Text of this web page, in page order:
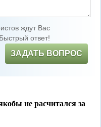
ждут Вас
Быстрый ответ!
ЗАДАТЬ ВОПРОС
не расчитался за